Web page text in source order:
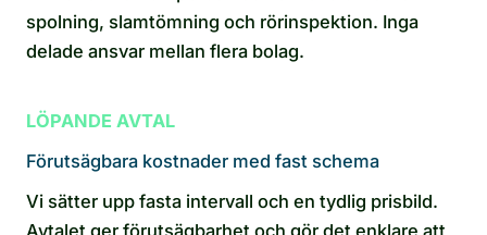
spolning, slamtömning och rörinspektion. Inga
delade ansvar mellan flera bolag.
LÖPANDE AVTAL
Förutsägbara kostnader med fast schema
Vi sätter upp fasta intervall och en tydlig prisbild.
Avtalet ger förutsägbarhet och gör det enklare att